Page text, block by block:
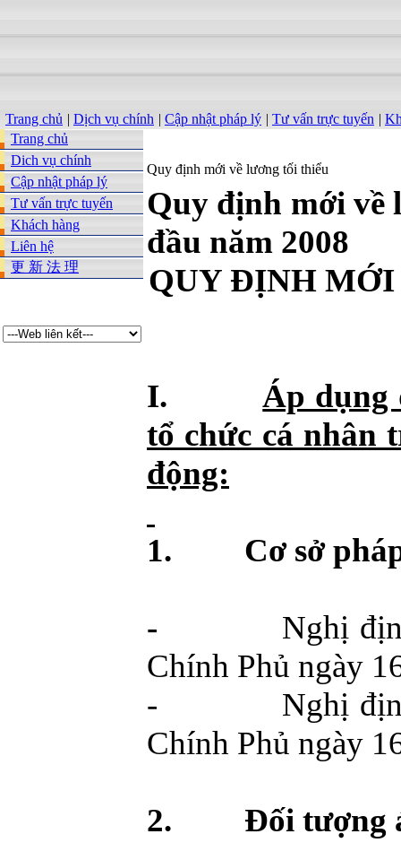
Trang chủ | Dịch vụ chính | Cập nhật pháp lý | Tư vấn trực tuyến |
Trang chủ
Dich vụ chính
Cập nhật pháp lý
Tư vấn trực tuyến
Khách hàng
Liên hệ
更 新 法 理
Quy định mới về lương tối thiểu
Quy định mới về
đầu năm 2008
QUY ĐỊNH
I.
Áp dụng
tổ chức cá nhân
động:
1. Cơ sở
-
Nghị
Chính Phủ ngày
-
Nghị
Chính Phủ ngày
2. Đối tượng